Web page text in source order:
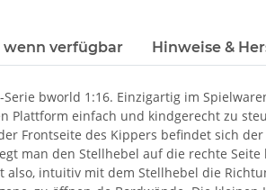
wenn verfügbar Hinweise &
bworld 1:16. Einzigartig im
Plattform einfach und kindgerecht zu
Frontseite des Kippers befindet sich
man den Stellhebel auf die rechte
intuitiv mit dem Stellhebel die